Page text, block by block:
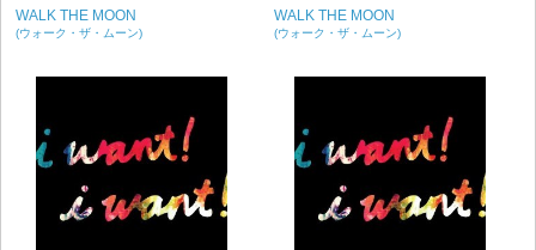
WALK THE MOON
(ウォーク・ザ・ムーン)
WALK THE MOON
(ウォーク・ザ・ムーン)